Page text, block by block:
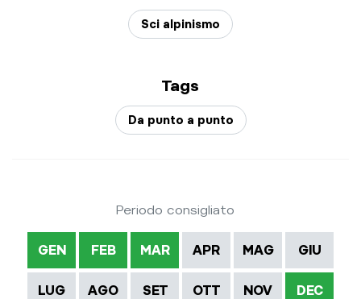
Sci alpinismo
Tags
Da punto a punto
Periodo consigliato
GEN FEB MAR APR MAG GIU
LUG AGO SET OTT NOV DEC